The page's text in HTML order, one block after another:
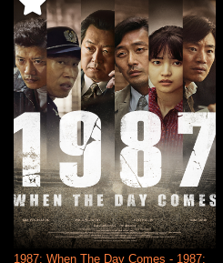
1987: When The Day Comes - 1987: